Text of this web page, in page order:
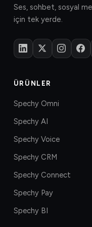
Ses, sohbet, sosyal
için tek yerde.
ÜRÜNLER
Spechy Omni
Spechy AI
Spechy Voice
Spechy CRM
Spechy Connect
Spechy Pay
Spechy BI